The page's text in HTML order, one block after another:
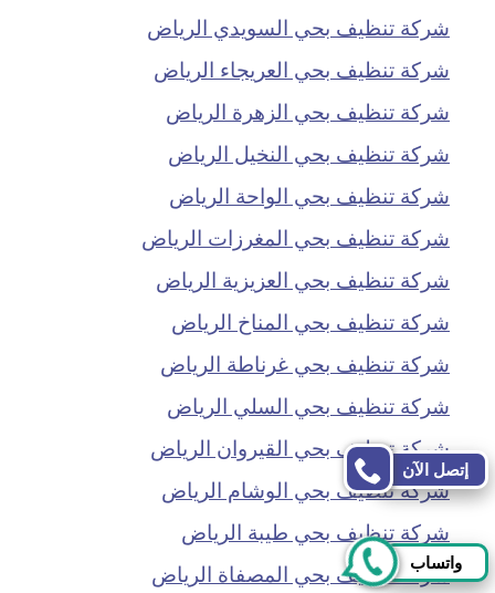
شركة تنظيف بحي السويدي الرياض
شركة تنظيف بحي العريجاء الرياض
شركة تنظيف بحي الزهرة الرياض
شركة تنظيف بحي النخيل الرياض
شركة تنظيف بحي الواحة الرياض
شركة تنظيف بحي المغرزات الرياض
شركة تنظيف بحي العزيزية الرياض
شركة تنظيف بحي المناخ الرياض
شركة تنظيف بحي غرناطة الرياض
شركة تنظيف بحي السلي الرياض
شركة تنظيف بحي القيروان الرياض
شركة تنظيف بحي الوشام الرياض
شركة تنظيف بحي طيبة الرياض
شركة تنظيف بحي المصفاة الرياض
إتصل الآن
واتساب